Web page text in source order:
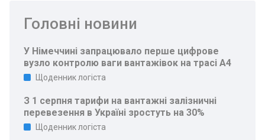
Головні новини
У Німеччині запрацювало перше цифрове
вузло контролю ваги вантажівок на трасі A4
Щоденник логіста
З 1 серпня тарифи на вантажні залізничні
перевезення в Україні зростуть на 30%
Щоденник логіста